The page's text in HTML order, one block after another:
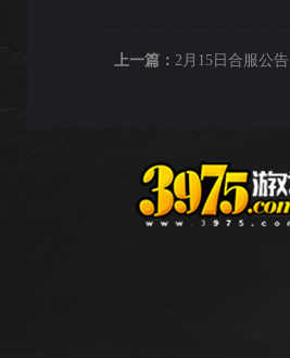
上一篇： 2月15日合服公告